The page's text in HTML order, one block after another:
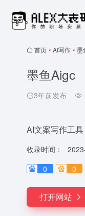
首页 • AI写作 • 墨
墨鱼Aigc
3年前发布
AI文案写作工具
收录时间：
0
0
打开网站